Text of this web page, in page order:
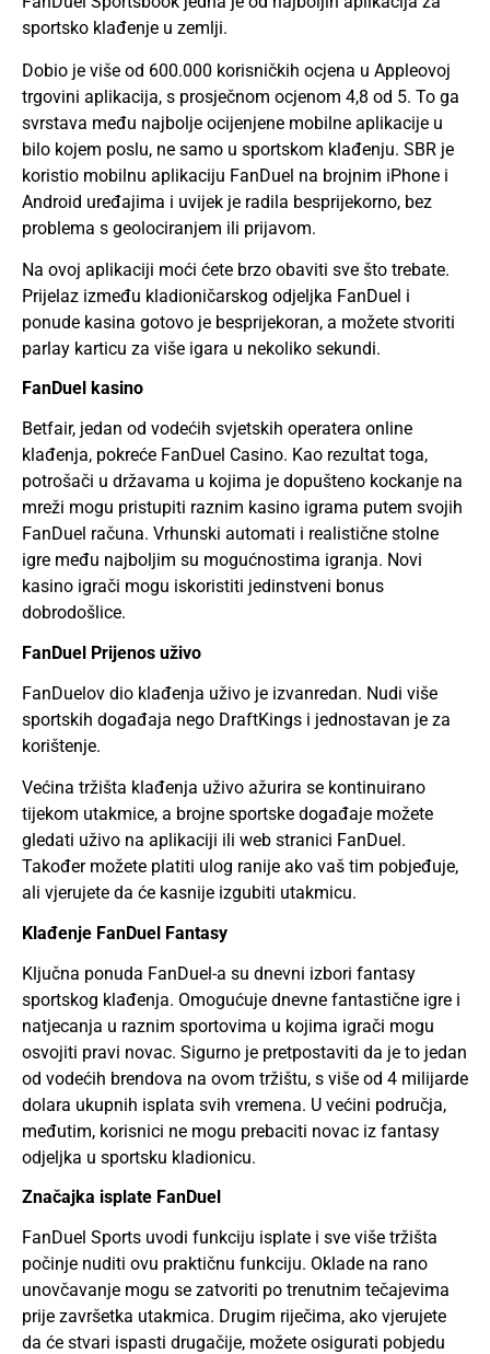
sportsko klađenje u zemlji.
Dobio je više od 600.000 korisničkih ocjena u Appleovoj
trgovini aplikacija, s prosječnom ocjenom 4,8 od 5. To ga
svrstava među najbolje ocijenjene mobilne aplikacije u
bilo kojem poslu, ne samo u sportskom klađenju. SBR je
koristio mobilnu aplikaciju FanDuel na brojnim iPhone i
Android uređajima i uvijek je radila besprijekorno, bez
problema s geolociranjem ili prijavom.
Na ovoj aplikaciji moći ćete brzo obaviti sve što trebate.
Prijelaz između kladioničarskog odjeljka FanDuel i
ponude kasina gotovo je besprijekoran, a možete stvoriti
parlay karticu za više igara u nekoliko sekundi.
FanDuel kasino
Betfair, jedan od vodećih svjetskih operatera online
klađenja, pokreće FanDuel Casino. Kao rezultat toga,
potrošači u državama u kojima je dopušteno kockanje na
mreži mogu pristupiti raznim kasino igrama putem svojih
FanDuel računa. Vrhunski automati i realistične stolne
igre među najboljim su mogućnostima igranja. Novi
kasino igrači mogu iskoristiti jedinstveni bonus
dobrodošlice.
FanDuel Prijenos uživo
FanDuelov dio klađenja uživo je izvanredan. Nudi više
sportskih događaja nego DraftKings i jednostavan je za
korištenje.
Većina tržišta klađenja uživo ažurira se kontinuirano
tijekom utakmice, a brojne sportske događaje možete
gledati uživo na aplikaciji ili web stranici FanDuel.
Također možete platiti ulog ranije ako vaš tim pobjeđuje,
ali vjerujete da će kasnije izgubiti utakmicu.
Klađenje FanDuel Fantasy
Ključna ponuda FanDuel-a su dnevni izbori fantasy
sportskog klađenja. Omogućuje dnevne fantastične igre i
natjecanja u raznim sportovima u kojima igrači mogu
osvojiti pravi novac. Sigurno je pretpostaviti da je to jedan
od vodećih brendova na ovom tržištu, s više od 4 milijarde
dolara ukupnih isplata svih vremena. U većini područja,
međutim, korisnici ne mogu prebaciti novac iz fantasy
odjeljka u sportsku kladionicu.
Značajka isplate FanDuel
FanDuel Sports uvodi funkciju isplate i sve više tržišta
počinje nuditi ovu praktičnu funkciju. Oklade na rano
unovčavanje mogu se zatvoriti po trenutnim tečajevima
prije završetka utakmica. Drugim riječima, ako vjerujete
da će stvari ispasti drugačije, možete osigurati pobjedu